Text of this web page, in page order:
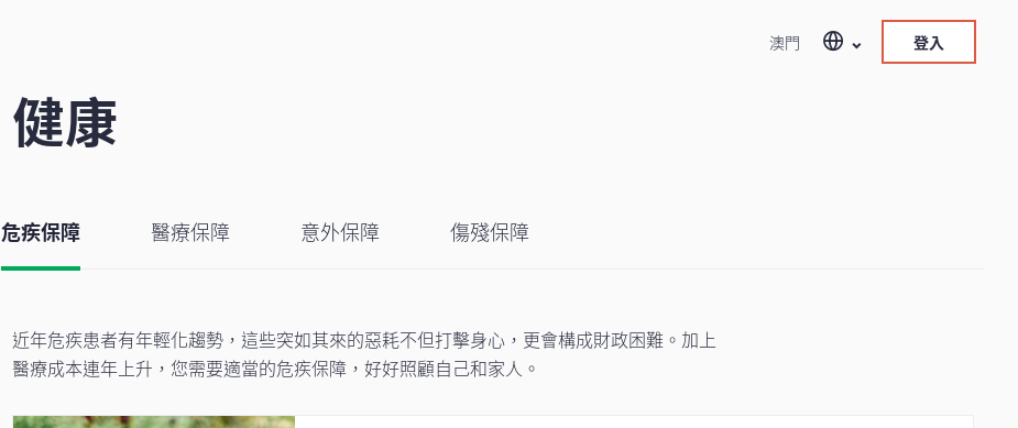
澳門 登入
健康
危疾保障 醫療保障 意外保障 傷殘保障
近年危疾患者有年輕化趨勢，這些突如其來的惡耗不但打擊身心，更會構成財政困難。加上
醫療成本連年上升，您需要適當的危疾保障，好好照顧自己和家人。